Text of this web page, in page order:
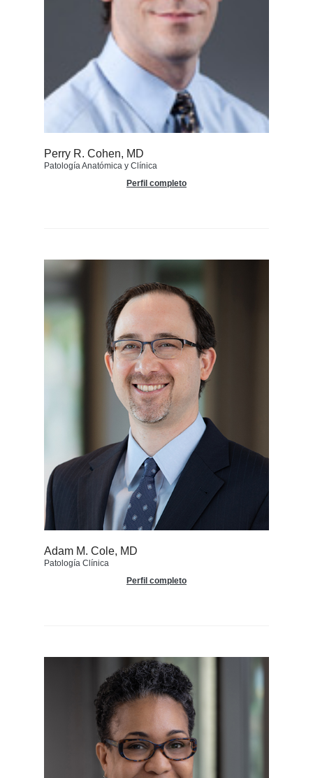
Perry R. Cohen, MD
Patología Anatómica y Clínica
Perfil completo
Adam M. Cole, MD
Patología Clínica
Perfil completo